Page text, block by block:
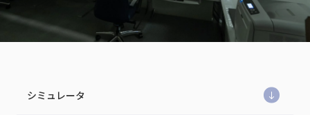
シミュレータ